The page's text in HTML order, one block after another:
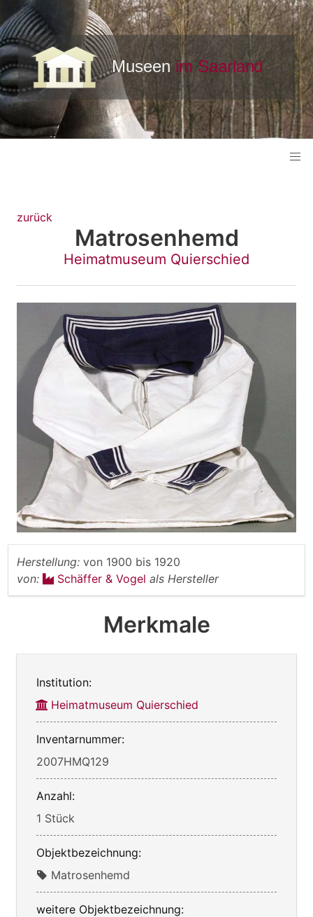
zurück
Matrosenhemd
Heimatmuseum Quierschied
Herstellung: von 1900 bis 1920
von:
Schäffer & Vogel als Hersteller
Merkmale
Institution:
Heimatmuseum Quierschied
Inventarnummer:
2007HMQ129
Anzahl:
1 Stück
Objektbezeichnung:
Matrosenhemd
weitere Objektbezeichnung: